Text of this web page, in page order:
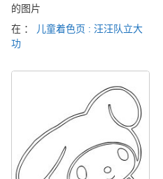
的图片
在 ：
儿童着色页 : 汪汪队立大
功